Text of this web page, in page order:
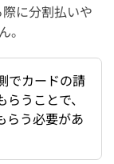
に分割払いや
。
でカードの請
うことで、
らう必要があ